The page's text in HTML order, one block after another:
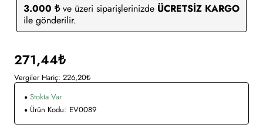
3.000 ₺ve üzeri siparişlerinizde ÜCRETSİZ KARGO
ile gönderilir.
271,44₺
Vergiler Hariç: 226,20₺
Stokta Var
Ürün Kodu: EV0089